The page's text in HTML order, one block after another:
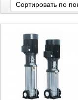
Сортировать по